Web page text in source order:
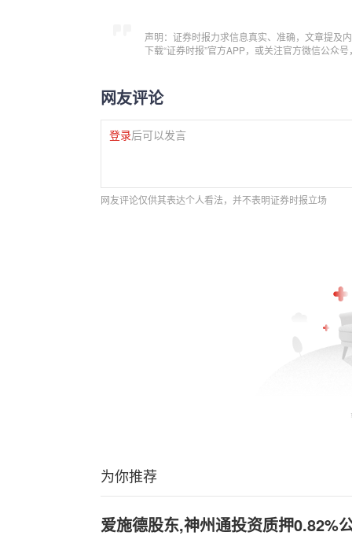
声明：证券时报力求信息真实、准确，文章提及
下载“证券时报”官方APP，或关注官方微信公众
网友评论
登录后可以发言
网友评论仅供其表达个人看法，并不表明证券时报立场
为你推荐
爱施德股东,神州通投资质押0.82%